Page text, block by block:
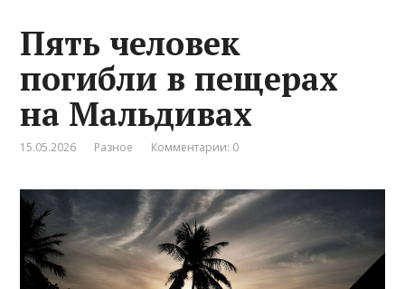
Пять человек
погибли в пещерах
на Мальдивах
15.05.2026 Разное Комментарии: 0